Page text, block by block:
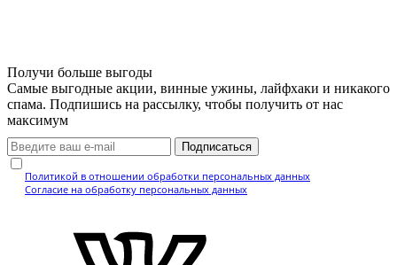
Получи больше выгоды
Самые выгодные акции, винные ужины, лайфхаки и никакого
спама. Подпишись на рассылку, чтобы получить от нас
максимум
Подписаться
Политикой в отношении обработки персональных данных
Согласие на обработку персональных данных